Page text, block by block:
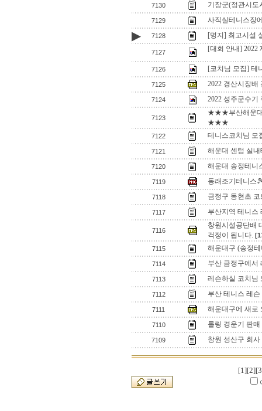
7130 기장군(정관시도
7129 사직실테니스장
▶ 7128 [명지] 최고시설
7127 [대회 안내] 2022
7126 [코치님 모집] 테
7125 2022 경산시장배
7124 2022 성주군수기
7123
★★★부산해운대
★★★
7122 테니스코치님 모
7121 해운대 센텀 실
7120 해운대 송정테니
7119 동래조기테니스
7118 금정구 동현초
7117 부산지역 테니스
7116
창원시설공단배
걱정이 됩니다.
7115
해운대구 (송정
7114 부산 금정구에서
7113 레슨하실 코치님
7112 부산 테니스 레
7111 해운대구에 새로
7110 롤링 경운기 판매
7109 창원 성산구 회
[1][2]